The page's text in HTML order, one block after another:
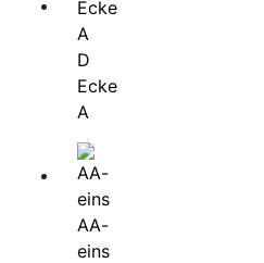
D
Ecke
A
AA-
eins